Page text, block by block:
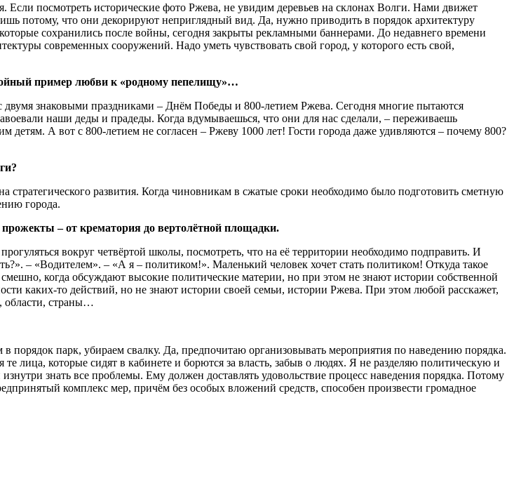
Если посмотреть исторические фото Ржева, не увидим деревьев на склонах Волги. Нами движет
потому, что они декорируют неприглядный вид. Да, нужно приводить в порядок архитектуру
сохранились после войны, сегодня закрыты рекламными баннерами. До недавнего времени
современных сооружений. Надо уметь чувствовать свой город, у которого есть свой,
пример любви к «родному пепелищу»…
знаковыми праздниками – Днём Победы и 800-летием Ржева. Сегодня многие пытаются
наши деды и прадеды. Когда вдумываешься, что они для нас сделали, – переживаешь
детям. А вот с 800-летием не согласен – Ржеву 1000 лет! Гости города даже удивляются – почему 800?
стратегического развития. Когда чиновникам в сжатые сроки необходимо было подготовить сметную
города.
– от крематория до вертолётной площадки.
вокруг четвёртой школы, посмотреть, что на её территории необходимо подправить. И
– «Водителем». – «А я – политиком!». Маленький человек хочет стать политиком! Откуда такое
когда обсуждают высокие политические материи, но при этом не знают истории собственной
каких-то действий, но не знают истории своей семьи, истории Ржева. При этом любой расскажет,
области, страны…
парк, убираем свалку. Да, предпочитаю организовывать мероприятия по наведению порядка.
лица, которые сидят в кабинете и борются за власть, забыв о людях. Я не разделяю политическую и
знать все проблемы. Ему должен доставлять удовольствие процесс наведения порядка. Потому
комплекс мер, причём без особых вложений средств, способен произвести громадное